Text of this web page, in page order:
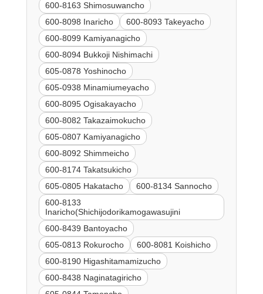
600-8163 Shimosuwancho
600-8098 Inaricho
600-8093 Takeyacho
600-8099 Kamiyanagicho
600-8094 Bukkoji Nishimachi
605-0878 Yoshinocho
605-0938 Minamiumeyacho
600-8095 Ogisakayacho
600-8082 Takazaimokucho
605-0807 Kamiyanagicho
600-8092 Shimmeicho
600-8174 Takatsukicho
605-0805 Hakatacho
600-8134 Sannocho
600-8133
Inaricho(Shichijodorikamogawasujini
600-8439 Bantoyacho
605-0813 Rokurocho
600-8081 Koishicho
600-8190 Higashitamamizucho
600-8438 Naginatagiricho